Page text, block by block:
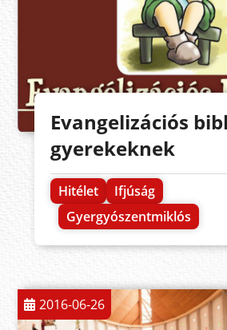
Evangelizációs
gyerekeknek
Hitélet
Ifjúság
Gyergyószentmiklós
2016-06-26